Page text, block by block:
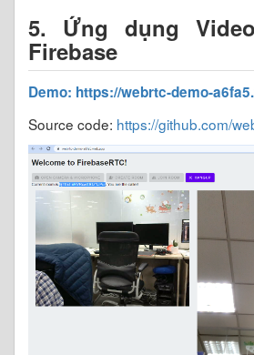
5. Ứng dụng
Firebase
Demo: https://webrtc-demo-
Source code: https://github.com/